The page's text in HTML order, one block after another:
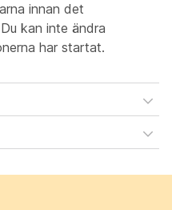
innan det
kan inte ändra
har startat.